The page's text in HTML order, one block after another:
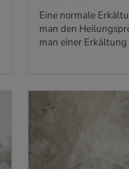
Eine normale
man den
man einer